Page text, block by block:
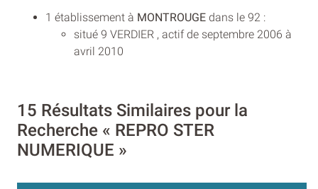
1 établissement à MONTROUGE dans le 92 :
situé 9 VERDIER , actif de septembre 2006 à
avril 2010
15 Résultats Similaires pour la
Recherche « REPRO STER
NUMERIQUE »